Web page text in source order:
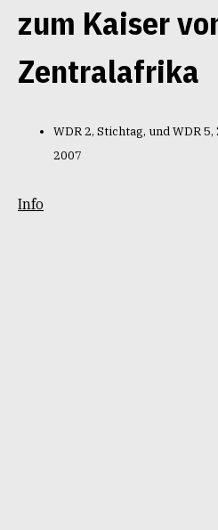
zum Kaiser
Zentralafrika
WDR 2, Stichtag, und WDR
2007
Info